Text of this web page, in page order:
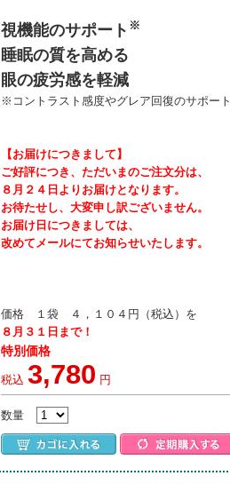
視機能のサポート ※
睡眠の質を高める
眼の疲労感を軽減
※コントラスト感度やグレア回復のサポート
【お届けにつきまして】
ご好評につき、ただいまのご注文分は、
８月２４日よりお届けとなります。
お待たせし、大変申し訳ございません。
お届け日につきましては、
改めてメールにてお知らせいたします。
価格 １袋 ４，１０４円（税込）を
８月３１日まで！
特別価格
税込 3,780 円
数量